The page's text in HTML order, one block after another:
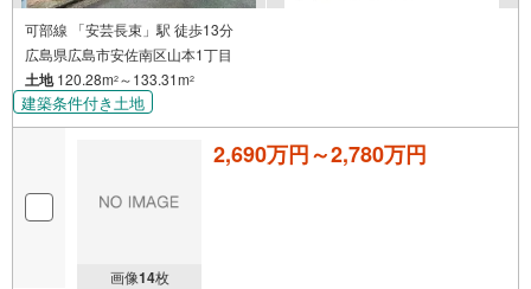
可部線 「安芸長束」駅 徒歩13分
広島県広島市安佐南区山本1丁目
土地120.28m2 ～133.31m2
建築条件付き土地
画像14枚
2,690万円～2,780万円